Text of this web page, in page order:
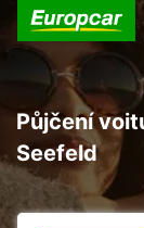
Půjčení
Seefeld